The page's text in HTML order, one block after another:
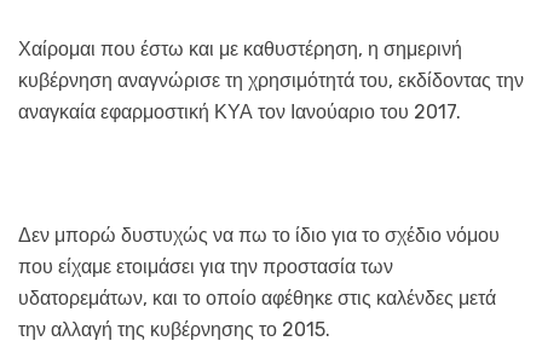
Χαίρομαι που έστω και με καθυστέρηση, η σημερινή
κυβέρνηση αναγνώρισε τη χρησιμότητά του, εκδίδοντας την
αναγκαία εφαρμοστική ΚΥΑ τον Ιανούαριο του 2017.
Δεν μπορώ δυστυχώς να πω το ίδιο για το σχέδιο νόμου
που είχαμε ετοιμάσει για την προστασία των
υδατορεμάτων, και το οποίο αφέθηκε στις καλένδες μετά
την αλλαγή της κυβέρνησης το 2015.